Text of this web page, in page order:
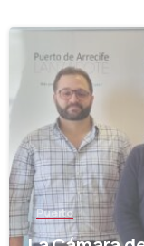
Puerto